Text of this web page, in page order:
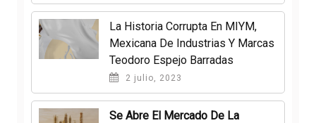
La Historia Corrupta En MIYM,
Mexicana De Industrias Y Marcas
Teodoro Espejo Barradas
2 julio, 2023
Se Abre El Mercado De La